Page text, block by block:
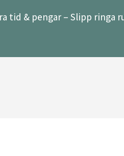
tid & pengar – Slipp